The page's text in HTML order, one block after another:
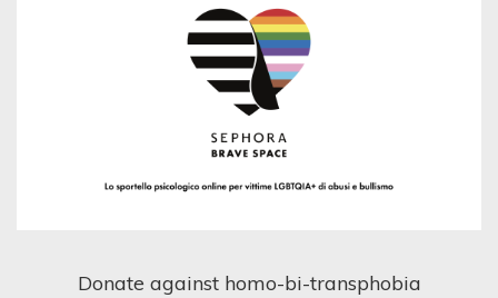
Donate against homo-bi-transphobia